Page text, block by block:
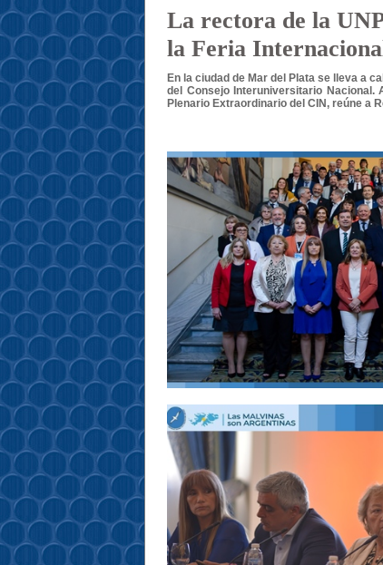
La rectora de la
la Feria
En la ciudad de Mar del Plata se lleva a
del Consejo Interuniversitario Nacional.
Plenario Extraordinario del CIN, reúne a